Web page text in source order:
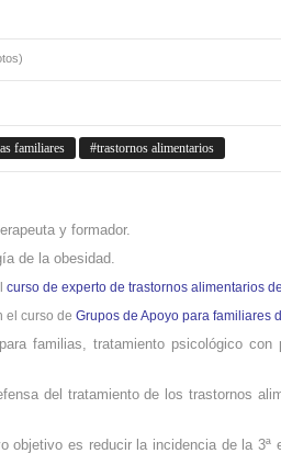
familiares trastornos alimentarios
y formador.
de la obesidad.
curso de experto de trastornos alimentarios
el curso de Grupos de Apoyo para familiares
familias, tratamiento psicológico
del tratamiento de los trastornos
objetivo es reducir la incidencia de la 3ª